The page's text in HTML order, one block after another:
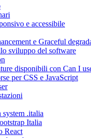
e accessibile
e Graceful
sviluppo del software
disponibili con Can I
per CSS e JavaScript
.italia
Italia
React